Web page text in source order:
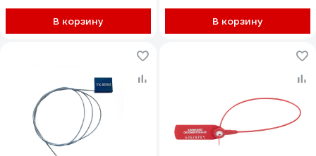
В корзину
КОМПЛЕКТ 50шт 607445
В корзину